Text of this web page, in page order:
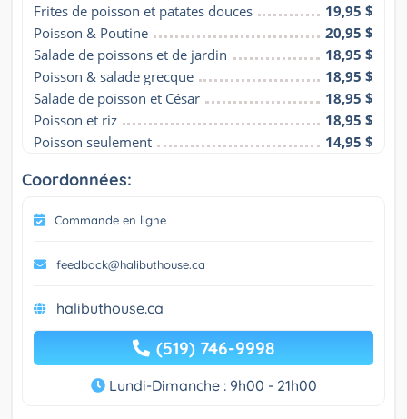
Frites de poisson et patates douces
19,95 $
Poisson & Poutine
20,95 $
Salade de poissons et de jardin
18,95 $
Poisson & salade grecque
18,95 $
Salade de poisson et César
18,95 $
Poisson et riz
18,95 $
Poisson seulement
14,95 $
Coordonnées:
Commande en ligne
feedback@halibuthouse.ca
halibuthouse.ca
(519) 746-9998
Lundi-Dimanche : 9h00 - 21h00